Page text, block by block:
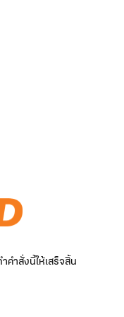
ำสั่งนี้ให้เสร็จสิ้น